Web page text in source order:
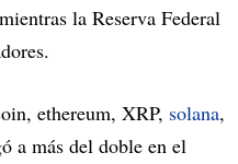
la Reserva Federal
ethereum, XRP, solana,
a más del doble en el